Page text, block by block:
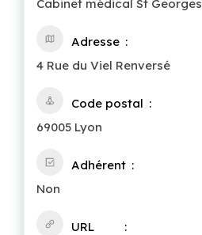
Cabinet médical St Georges
Adresse
4 Rue du Viel Renversé
Code postal
69005 Lyon
Adhérent
Non
URL